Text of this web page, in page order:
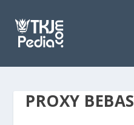
PROXY BEBAS